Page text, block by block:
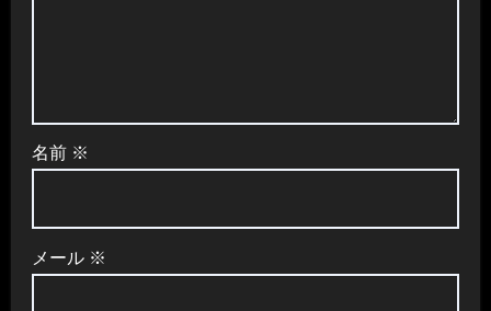
名前 ※
メール ※